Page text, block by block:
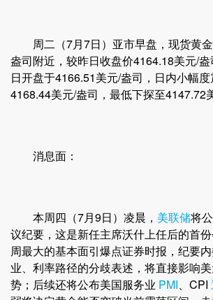
周二（7月7日）亚市早盘，现货黄
盎司附近，较昨日收盘价4164.18美元/
日开盘于4166.51美元/盎司，日内小幅
4168.44美元/盎司，最低下探至4147.72
消息面：
本周四（7月9日）凌晨， 美联储将
议纪要，这是新任主席沃什上任后的首
周最大的基本面引爆点证券时报，纪要
业、利率路径的分歧表述，将直接影响
势；后续还将公布美国服务业 PMI、CPI